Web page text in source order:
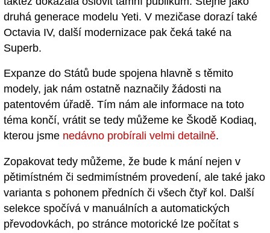
druhá generace modelu Yeti. V mezičase dorazí také
Octavia IV, další modernizace pak čeká také na
Superb.
Expanze do Států bude spojena hlavně s těmito
modely, jak nám ostatně naznačily žádosti na
patentovém úřadě. Tím nám ale informace na toto
téma končí, vrátit se tedy můžeme ke Škodě Kodiaq,
kterou jsme nedávno probírali velmi detailně.
Zopakovat tedy můžeme, že bude k mání nejen v
pětimístném či sedmimístném provedení, ale také jako
varianta s pohonem předních či všech čtyř kol. Další
selekce spočívá v manuálních a automatických
převodovkách, po stránce motorické lze počítat s